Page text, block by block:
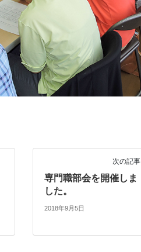
次の記事
専門職部会を開催しま
した。
2018年9月5日